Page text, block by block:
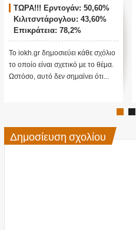
ΤΩΡΑ!!! Ερντογάν: 50,60%
Κιλιτσντάρογλου: 43,60%
Επικράτεια: 78,2%
Το iokh.gr δημοσιεύει κάθε σχόλιο
το οποίο είναι σχετικό με το θέμα.
Ωστόσο, αυτό δεν σημαίνει ότι...
Δημοσίευση σχολίου